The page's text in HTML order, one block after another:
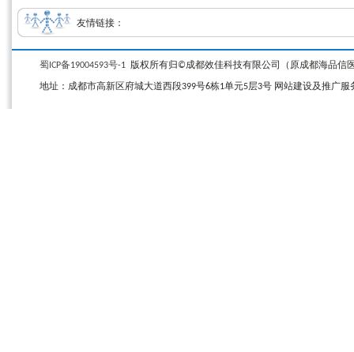
友情链接：
蜀ICP备19004593号-1 版权所有归©成都效佳科技有限公司（原成都海品信
地址：成都市高新区府城大道西段399号6栋1单元5层3号 网站建设及推广服